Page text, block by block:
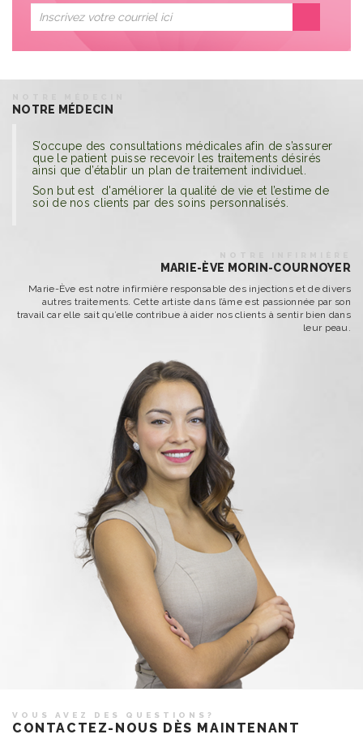
NOTRE MÉDECIN
S’occupe des consultations médicales afin de s’assurer
que le patient puisse recevoir les traitements désirés
ainsi que d’établir un plan de traitement individuel.
Son but est d'améliorer la qualité de vie et l’estime de
soi de nos clients par des soins personnalisés.
MARIE-ÈVE MORIN-COURNOYER
Marie-Ève est notre infirmière responsable des injections et de divers
autres traitements. Cette artiste dans l’âme est passionnée par son
travail car elle sait qu’elle contribue à aider nos clients à sentir bien dans
leur peau.
VOUS AVEZ DES QUESTIONS?
CONTACTEZ-NOUS DÈS MAINTENANT